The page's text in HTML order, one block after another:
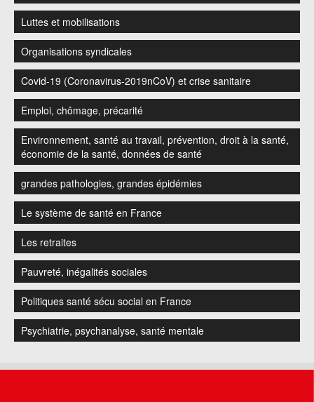
Luttes et mobilisations
Organisations syndicales
Covid-19 (Coronavirus-2019nCoV) et crise sanitaire
Emploi, chômage, précarité
Environnement, santé au travail, prévention, droit à la santé,
économie de la santé, données de santé
grandes pathologies, grandes épidémies
Le système de santé en France
Les retraites
Pauvreté, inégalités sociales
Politiques santé sécu social en France
Psychiatrie, psychanalyse, santé mentale